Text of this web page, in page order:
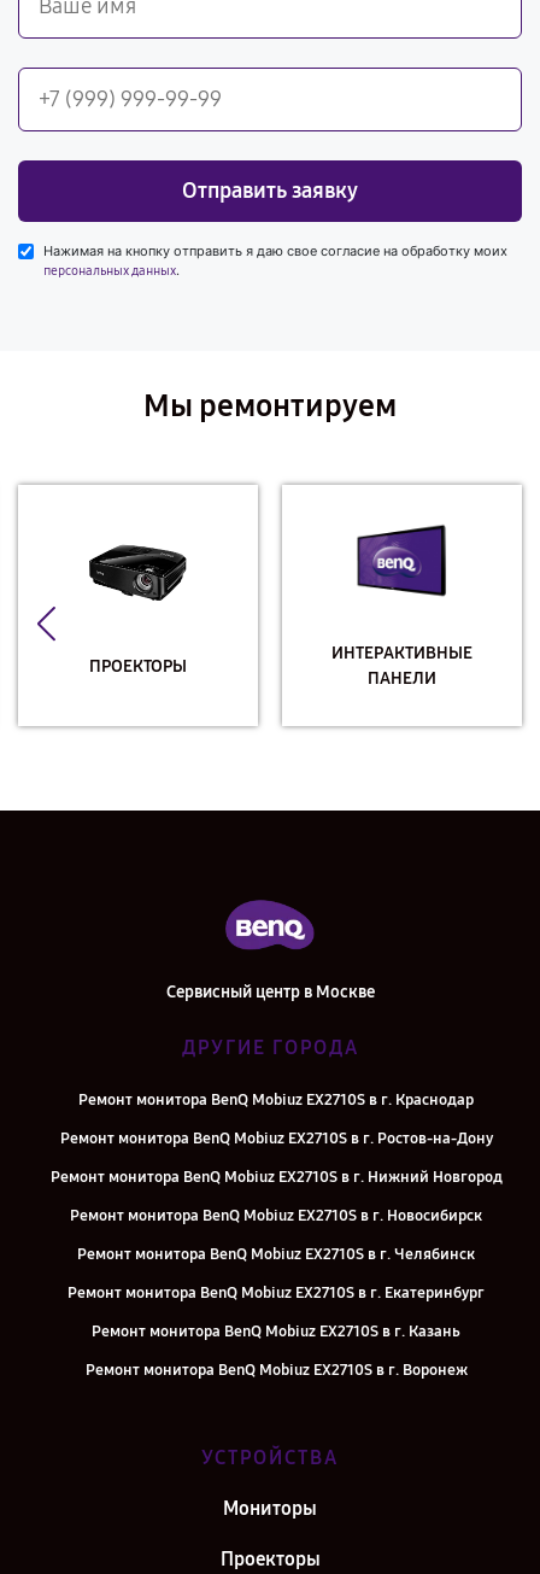
Отправить заявку
Нажимая на кнопку отправить я даю свое согласие на обработку моих
персональных данных.
Мы ремонтируем
ПРОЕКТОРЫ
ИНТЕРАКТИВНЫЕ
ПАНЕЛИ
Сервисный центр в Москве
ДРУГИЕ ГОРОДА
Ремонт монитора BenQ Mobiuz EX2710S в г. Краснодар
Ремонт монитора BenQ Mobiuz EX2710S в г. Ростов-на-Дону
Ремонт монитора BenQ Mobiuz EX2710S в г. Нижний Новгород
Ремонт монитора BenQ Mobiuz EX2710S в г. Новосибирск
Ремонт монитора BenQ Mobiuz EX2710S в г. Челябинск
Ремонт монитора BenQ Mobiuz EX2710S в г. Екатеринбург
Ремонт монитора BenQ Mobiuz EX2710S в г. Казань
Ремонт монитора BenQ Mobiuz EX2710S в г. Воронеж
Ремонт монитора BenQ Mobiuz EX2710S в г. Самара
Ремонт монитора BenQ Mobiuz EX2710S в г. Санкт-Петербург
УСТРОЙСТВА
Мониторы
Проекторы